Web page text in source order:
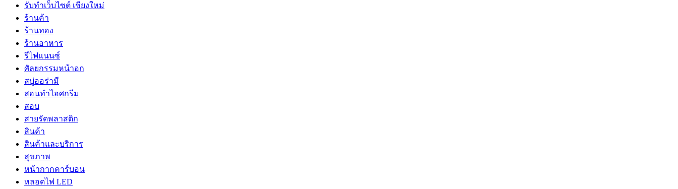
รับทำเว็บไซต์ เชียงใหม่
ร้านค้า
ร้านทอง
ร้านอาหาร
รีไฟแนนซ์
ศัลยกรรมหน้าอก
สบู่ออร่ามี
สอนทำไอศกรีม
สอบ
สายรัดพลาสติก
สินค้า
สินค้าและบริการ
สุขภาพ
หน้ากากคาร์บอน
หลอดไฟ LED